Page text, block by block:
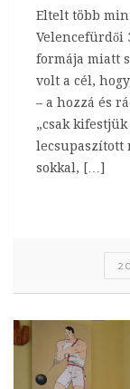
Eltelt több
Velencefürdői
formája miatt
volt a cél,
– a hozzá és
„csak
lecsupaszított
sokkal, […]